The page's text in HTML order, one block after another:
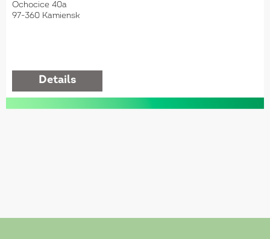
Ochocice 40a
97-360 Kamiensk
details